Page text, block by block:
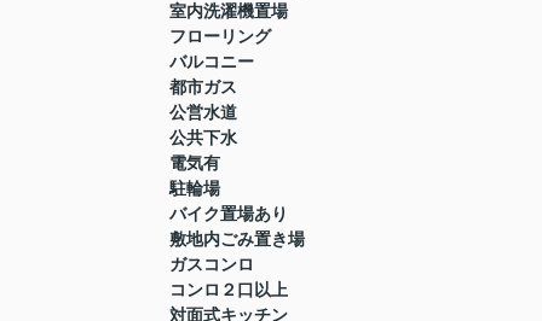
室内洗濯機置場
フローリング
バルコニー
都市ガス
公営水道
公共下水
電気有
駐輪場
バイク置場あり
敷地内ごみ置き場
ガスコンロ
コンロ２口以上
対面式キッチン